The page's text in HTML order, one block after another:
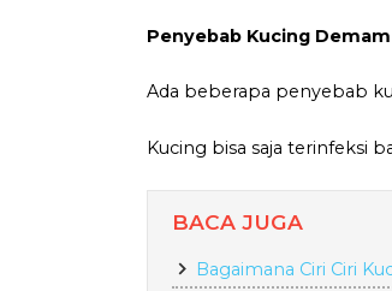
Penyebab Kucing Demam
Ada beberapa penyebab
Kucing bisa saja terinfeksi
BACA JUGA
Bagaimana Ciri Ciri